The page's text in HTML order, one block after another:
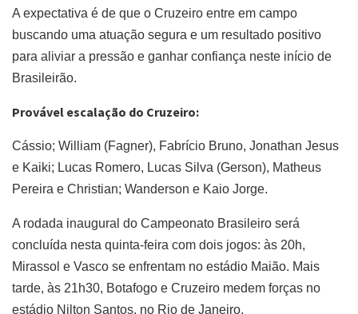
A expectativa é de que o Cruzeiro entre em campo
buscando uma atuação segura e um resultado positivo
para aliviar a pressão e ganhar confiança neste início de
Brasileirão.
Provável escalação do Cruzeiro:
Cássio; William (Fagner), Fabrício Bruno, Jonathan Jesus
e Kaiki; Lucas Romero, Lucas Silva (Gerson), Matheus
Pereira e Christian; Wanderson e Kaio Jorge.
A rodada inaugural do Campeonato Brasileiro será
concluída nesta quinta-feira com dois jogos: às 20h,
Mirassol e Vasco se enfrentam no estádio Maião. Mais
tarde, às 21h30, Botafogo e Cruzeiro medem forças no
estádio Nilton Santos, no Rio de Janeiro.